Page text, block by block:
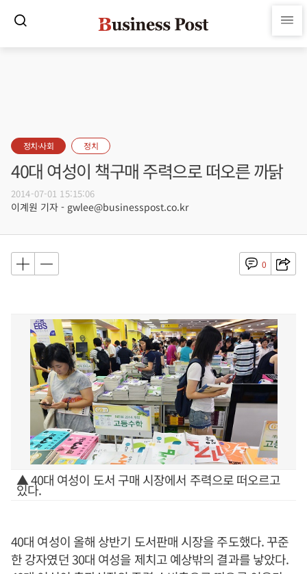
정치·사회 정치
40대 여성이 책구매 주력으로 떠오른 까닭
2014-07-01 15:15:06
이계원 기자 - gwlee@businesspost.co.kr
0
▲ 40대 여성이 도서 구매 시장에서 주력으로 떠오르고
있다.
40대 여성이 올해 상반기 도서판매 시장을 주도했다. 꾸준
한 강자였던 30대 여성을 제치고 예상밖의 결과를 낳았다.